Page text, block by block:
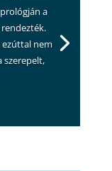
a
ezúttal nem
szerepelt,